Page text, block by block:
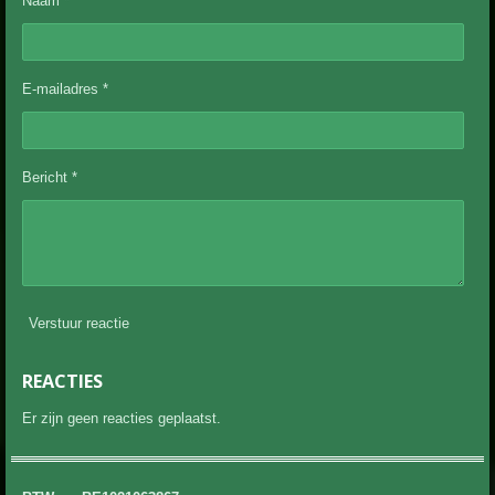
E-mailadres *
Bericht *
Verstuur reactie
REACTIES
Er zijn geen reacties geplaatst.